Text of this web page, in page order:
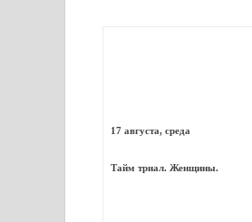
17 августа, среда
Тайм триал. Женщины.